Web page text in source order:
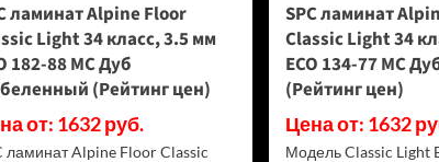
ламинат Alpine Floor
Light 34 класс, 3.5 мм
182-88 МС Дуб
(Рейтинг цен)
от: 1632 руб.
ламинат Alpine Floor Classic
SPC ламинат
Classic Light 34
ECO 134-77 МС
(Рейтинг цен)
Цена от: 1632
Модель Classic Light